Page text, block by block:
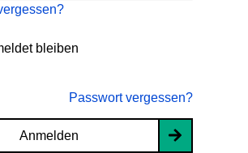
bleiben
Passwort vergessen?
Anmelden